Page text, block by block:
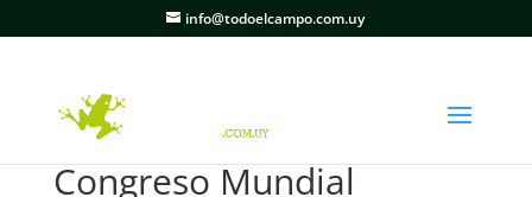
info@todoelcampo.com.uy
Congreso Mundial